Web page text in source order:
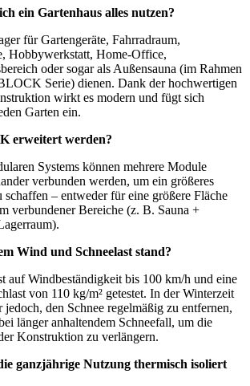
ein Gartenhaus alles nutzen?
für Gartengeräte, Fahrradraum,
Hobbywerkstatt, Home-Office,
oder sogar als Außensauna (im Rahmen
Serie) dienen. Dank der hochwertigen
wirkt es modern und fügt sich
Garten ein.
erweitert werden?
Systems können mehrere Module
verbunden werden, um ein größeres
schaffen – entweder für eine größere Fläche
verbundener Bereiche (z. B. Sauna +
Wind und Schneelast stand?
auf Windbeständigkeit bis 100 km/h und eine
von 110 kg/m² getestet. In der Winterzeit
den Schnee regelmäßig zu entfernen,
länger anhaltendem Schneefall, um die
Konstruktion zu verlängern.
ganzjährige Nutzung thermisch isoliert